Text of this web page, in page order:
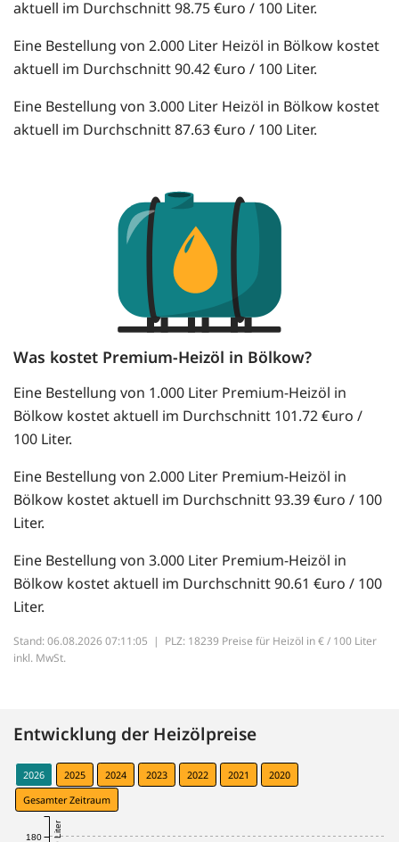
aktuell im Durchschnitt 98.75 €uro / 100 Liter.
Eine Bestellung von 2.000 Liter Heizöl in Bölkow kostet
aktuell im Durchschnitt 90.42 €uro / 100 Liter.
Eine Bestellung von 3.000 Liter Heizöl in Bölkow kostet
aktuell im Durchschnitt 87.63 €uro / 100 Liter.
Was kostet Premium-Heizöl in Bölkow?
Eine Bestellung von 1.000 Liter Premium-Heizöl in
Bölkow kostet aktuell im Durchschnitt 101.72 €uro /
100 Liter.
Eine Bestellung von 2.000 Liter Premium-Heizöl in
Bölkow kostet aktuell im Durchschnitt 93.39 €uro / 100
Liter.
Eine Bestellung von 3.000 Liter Premium-Heizöl in
Bölkow kostet aktuell im Durchschnitt 90.61 €uro / 100
Liter.
Stand: 06.08.2026 07:11:05 | PLZ: 18239 Preise für Heizöl in € / 100 Liter
inkl. MwSt.
Entwicklung der Heizölpreise
2026 2025 2024 2023 2022 2021
2020
Gesamter Zeitraum
180